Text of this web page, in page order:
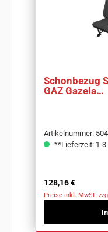
Schonbezug
GAZ Gazela
Artikelnummer:
**Lieferzeit: 1-3
Regulärer Preis:
128,16 €
Preise inkl. MwSt.